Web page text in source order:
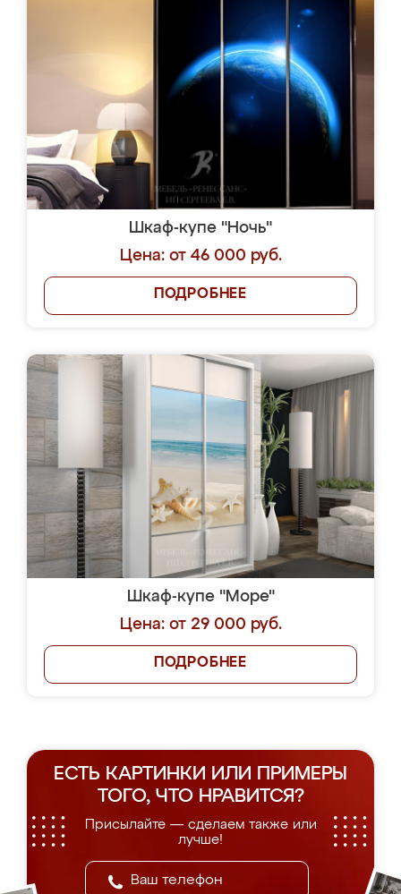
Шкаф-купе "Ночь"
Цена: от 46 000 руб.
ПОДРОБНЕЕ
Шкаф-купе "Море"
Цена: от 29 000 руб.
ПОДРОБНЕЕ
ЕСТЬ КАРТИНКИ ИЛИ ПРИМЕРЫ
ТОГО, ЧТО НРАВИТСЯ?
Присылайте — сделаем также или
лучше!